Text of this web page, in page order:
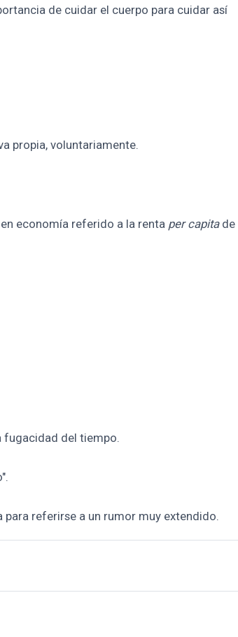
de cuidar el cuerpo para cuidar así
propia, voluntariamente.
economía referido a la renta per capitade
fugacidad del tiempo.
referirse a un rumor muy extendido.